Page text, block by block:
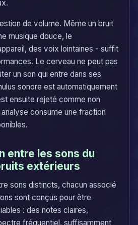
de volume. Même un bruit
musique douce, le
des voix lointaines - suffit
Le cerveau ne peut pas
un son qui entre dans ses
sonore est automatiquement
ensuite rejeté comme non
consume une fraction
entre les sons du
extérieurs
sons distincts, chacun associé
sont conçus pour être
: des notes claires,
fréquentiel, suffisamment